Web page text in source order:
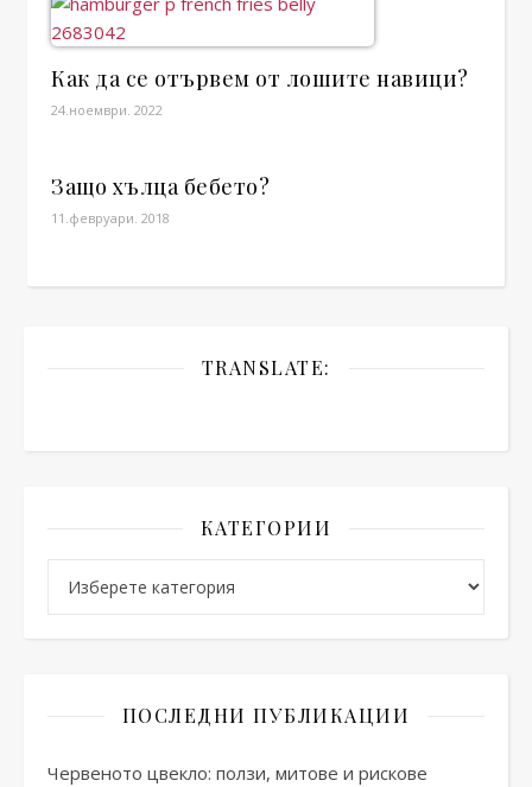
Как да се отървем от лошите навици?
24.ноември. 2022
Защо хълца бебето?
11.февруари. 2018
TRANSLATE:
КАТЕГОРИИ
ПОСЛЕДНИ ПУБЛИКАЦИИ
Червеното цвекло: ползи, митове и рискове